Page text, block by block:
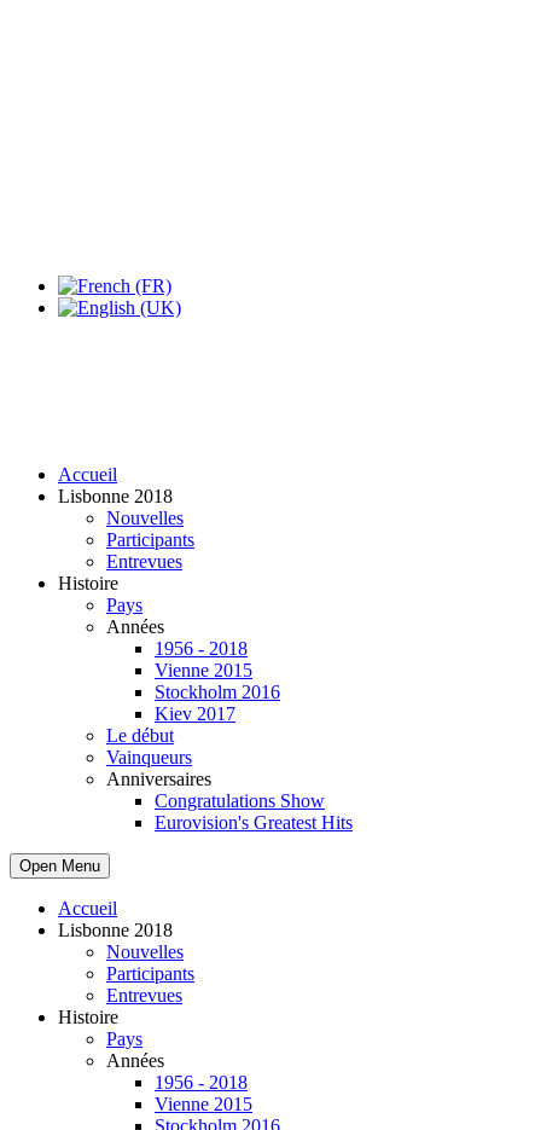
Accueil
Lisbonne 2018
Nouvelles
Participants
Entrevues
Histoire
Pays
Années
1956 - 2018
Vienne 2015
Stockholm 2016
Kiev 2017
Le début
Vainqueurs
Anniversaires
Congratulations Show
Eurovision's Greatest Hits
Open Menu
Accueil
Lisbonne 2018
Nouvelles
Participants
Entrevues
Histoire
Pays
Années
1956 - 2018
Vienne 2015
Stockholm 2016